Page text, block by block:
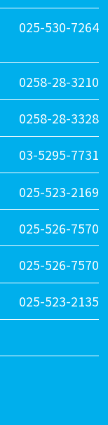
025-530-7264
0258-28-3210
0258-28-3328
03-5295-7731
025-523-2169
025-526-7570
025-526-7570
025-523-2135